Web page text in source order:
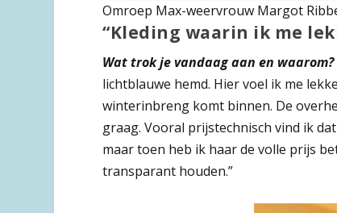
Omroep Max-weervrouw Margot
“Kleding waarin ik me
Wat trok je vandaag aan en waarom?
lichtblauwe hemd. Hier voel ik me
winterinbreng komt binnen. De
graag. Vooral prijstechnisch vind ik
maar toen heb ik haar de volle prijs
transparant houden.”